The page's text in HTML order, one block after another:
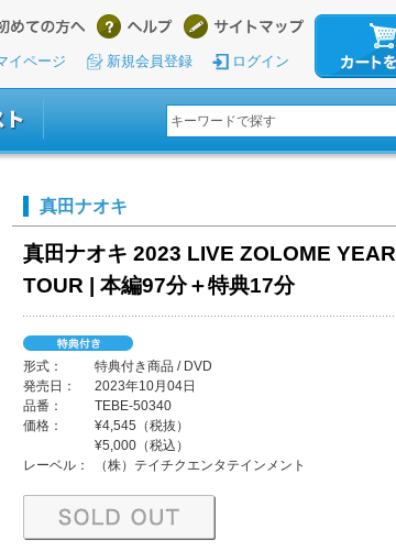
イページ 新規会員登録 ログイン
真田ナオキ
真田ナオキ 2023 LIVE ZOLOME YEAR
TOUR | 本編97分＋特典17分
形式：
特典付き商品 / DVD
発売日：
2023年10月04日
品番：
TEBE-50340
価格：
¥4,545（税抜）
¥5,000（税込）
レーベル：
（株）テイチクエンタテインメント